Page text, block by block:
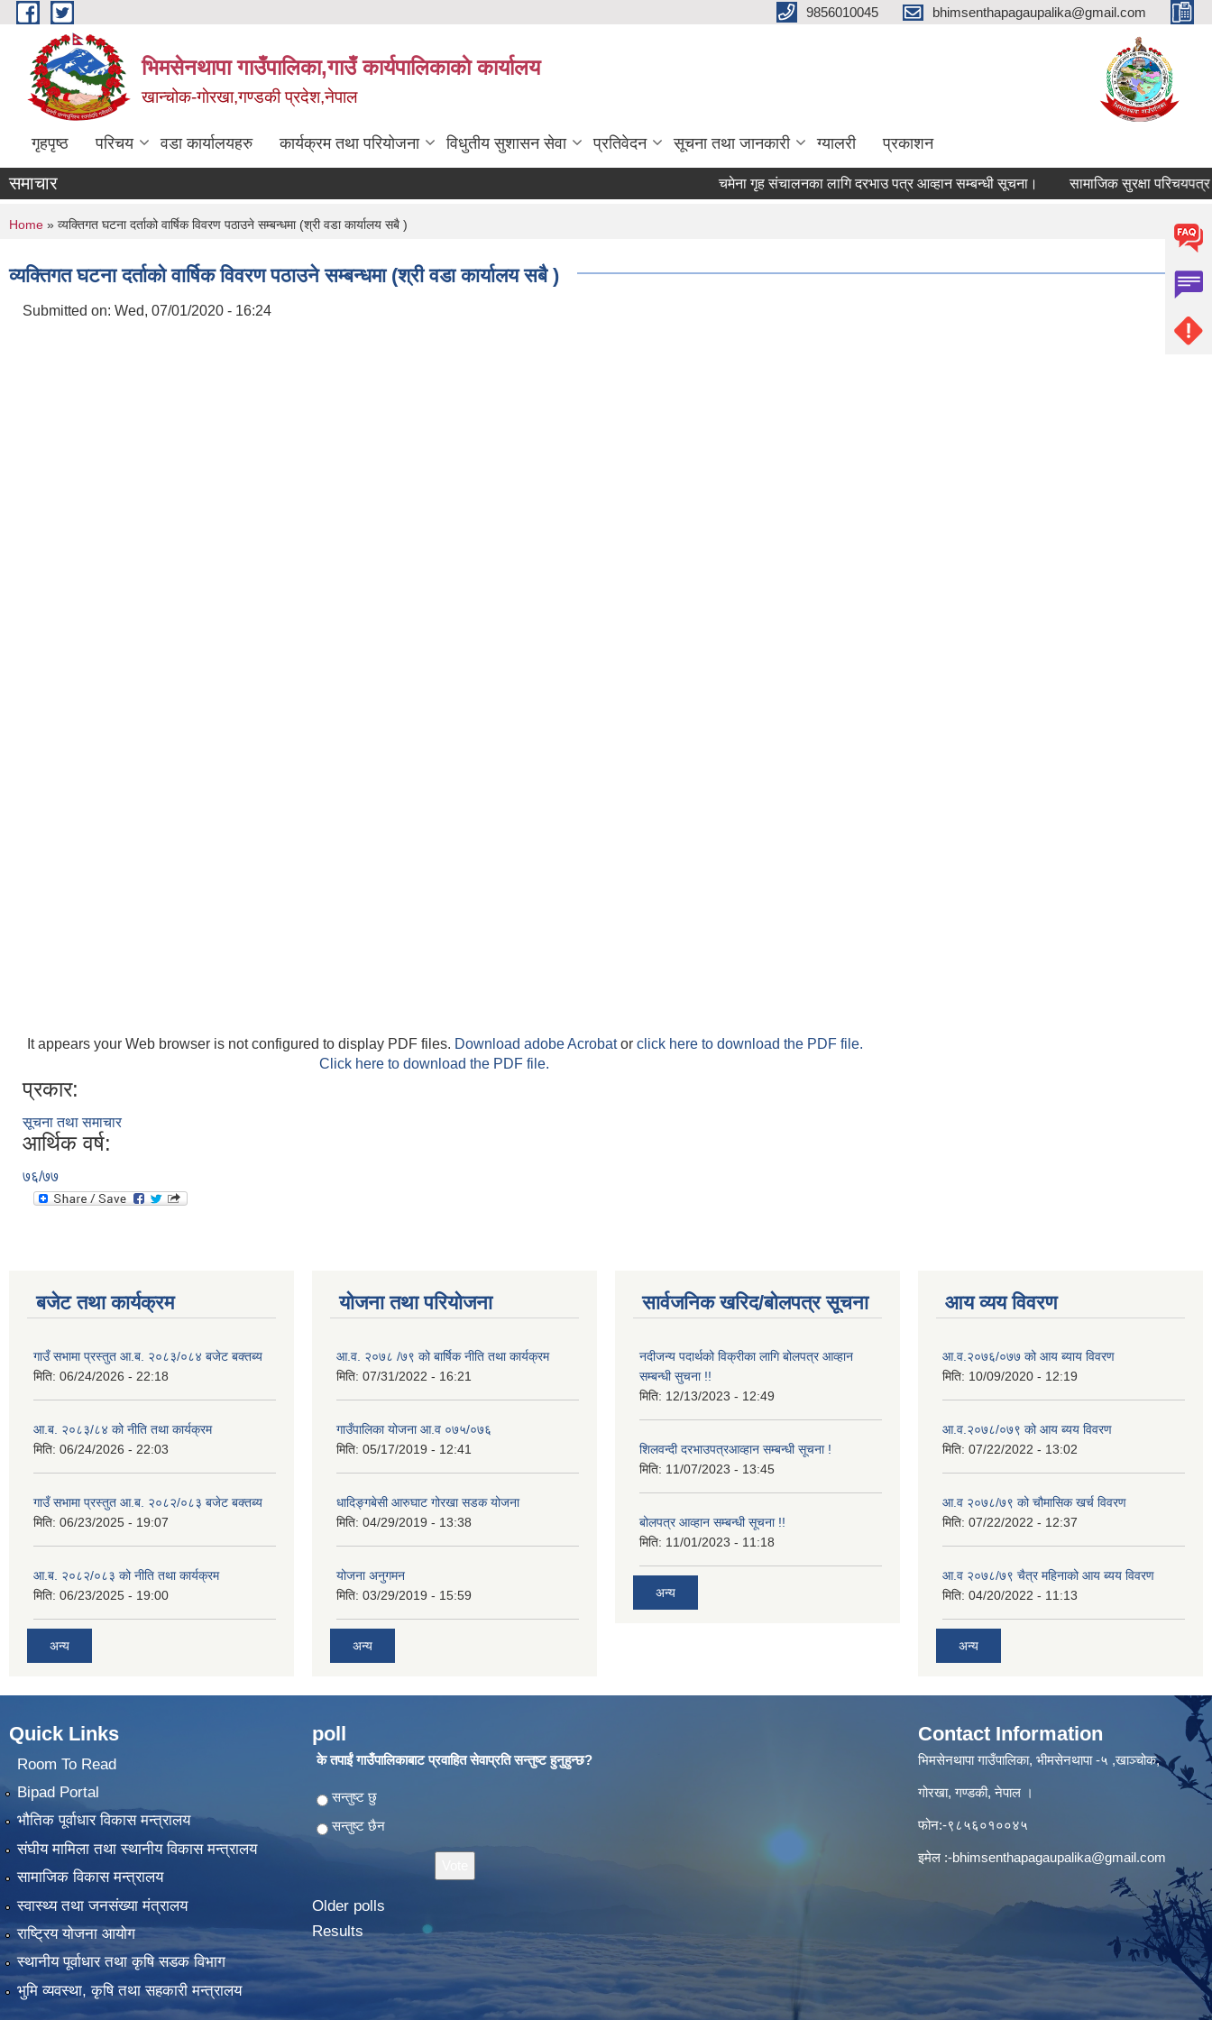
Skip to main content 9856010045 bhimsenthapagaupalika@gmail.com
भिमसेनथापा गाउँपालिका,गाउँ कार्यपालिकाकाे कार्यालय
खान्चोक-गाेरखा,गण्डकी प्रदेश,नेपाल
गृहपृष्ठ परिचय वडा कार्यालयहरु कार्यक्रम तथा परियोजना विधुतीय सुशासन सेवा प्रतिवेदन सूचना तथा जानकारी ग्यालरी प्रकाशन
समाचार चमेना गृह संचालनका लागि दरभाउ पत्र आव्हान सम्बन्धी सूचना। सामाजिक सुरक्षा परिचयपत्र
You are here
Home » व्यक्तिगत घटना दर्ताको वार्षिक विवरण पठाउने सम्बन्धमा (श्री वडा कार्यालय सबै )
व्यक्तिगत घटना दर्ताको वार्षिक विवरण पठाउने सम्बन्धमा (श्री वडा कार्यालय सबै )
Submitted on: Wed, 07/01/2020 - 16:24
It appears your Web browser is not configured to display PDF files. Download adobe Acrobator click here to download the PDF file.
Click here to download the PDF file.
प्रकार:
सूचना तथा समाचार
आर्थिक वर्ष:
७६/७७
बजेट तथा कार्यक्रम
गाउँ सभामा प्रस्तुत आ.ब. २०८३/०८४ बजेट बक्तब्य
मिति: 06/24/2026 - 22:18
आ.ब. २०८३/८४ को नीति तथा कार्यक्रम
मिति: 06/24/2026 - 22:03
गाउँ सभामा प्रस्तुत आ.ब. २०८२/०८३ बजेट बक्तब्य
मिति: 06/23/2025 - 19:07
आ.ब. २०८२/०८३ को नीति तथा कार्यक्रम
मिति: 06/23/2025 - 19:00
अन्य
योजना तथा परियोजना
आ.व. २०७८ /७९ को बार्षिक नीति तथा कार्यक्रम
मिति: 07/31/2022 - 16:21
गाउँपालिका योजना आ.व ०७५/०७६
मिति: 05/17/2019 - 12:41
धादिङ्गबेसी आरुघाट गोरखा सडक योजना
मिति: 04/29/2019 - 13:38
योजना अनुगमन
मिति: 03/29/2019 - 15:59
अन्य
सार्वजनिक खरिद/बोलपत्र सूचना
नदीजन्य पदार्थको विक्रीका लागि बोलपत्र आव्हान
सम्बन्धी सुचना !!
मिति: 12/13/2023 - 12:49
शिलवन्दी दरभाउपत्रआव्हान सम्बन्धी सूचना !
मिति: 11/07/2023 - 13:45
बोलपत्र आव्हान सम्बन्धी सूचना !!
मिति: 11/01/2023 - 11:18
अन्य
आय व्यय विवरण
आ.व.२०७६/०७७ को आय ब्याय विवरण
मिति: 10/09/2020 - 12:19
आ.व.२०७८/०७९ को आय ब्यय विवरण
मिति: 07/22/2022 - 13:02
आ.व २०७८/७९ को चौमासिक खर्च विवरण
मिति: 07/22/2022 - 12:37
आ.व २०७८/७९ चैत्र महिनाको आय ब्यय विवरण
मिति: 04/20/2022 - 11:13
अन्य
Quick Links
Room To Read
Bipad Portal
भौतिक पूर्वाधार विकास मन्त्रालय
संघीय मामिला तथा स्थानीय विकास मन्त्रालय
सामाजिक विकास मन्त्रालय
स्वास्थ्य तथा जनसंख्या मंत्रालय
राष्ट्रिय योजना आयोग
स्थानीय पूर्वाधार तथा कृषि सडक विभाग
भुमि व्यवस्था, कृषि तथा सहकारी मन्त्रालय
poll
के तपाईं गाउँपालिकाबाट प्रवाहित सेवाप्रति सन्तुष्ट हुनुहुन्छ?
Choices
सन्तुष्ट छु
सन्तुष्ट छैन
Older polls
Results
Contact Information
भिमसेनथापा गाउँपालिका, भीमसेनथापा -५ ,खाञ्चोक,
गोरखा, गण्डकी, नेपाल ।
फोन:-९८५६०१००४५
इमेल :-bhimsenthapagaupalika@gmail.com